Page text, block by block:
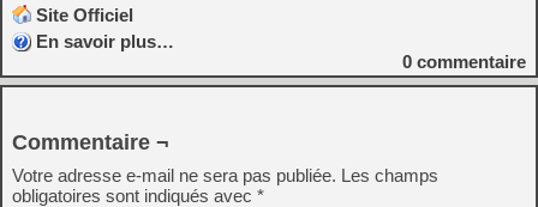
Site Officiel
En savoir plus…
0 commentaire
Commentaire ¬
Votre adresse e-mail ne sera pas publiée. Les champs
obligatoires sont indiqués avec *